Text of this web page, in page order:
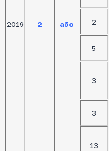
2019 2 абс 2
5
3
3
13